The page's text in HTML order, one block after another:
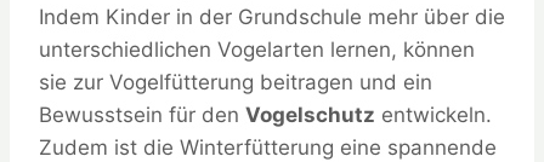
Indem Kinder in der Grundschule mehr über die
unterschiedlichen Vogelarten lernen, können
sie zur Vogelfütterung beitragen und ein
Bewusstsein für den Vogelschutz entwickeln.
Zudem ist die Winterfütterung eine spannende